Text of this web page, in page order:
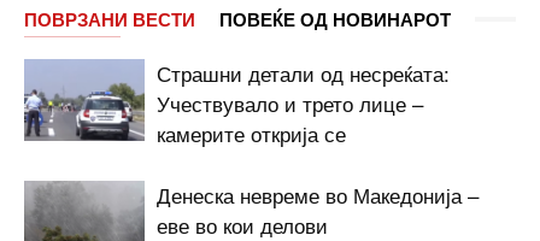
ПОВРЗАНИ ВЕСТИ ПОВЕЌЕ ОД НОВИНАРОТ
Страшни детали од несреќата:
Учествувало и трето лице –
камерите открија се
Денеска невреме во Македонија –
еве во кои делови